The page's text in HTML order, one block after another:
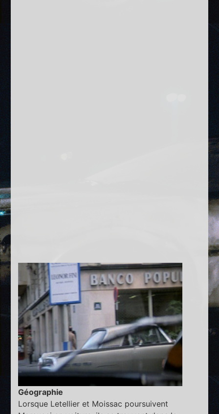
Géographie
Lorsque Letellier et Moissac poursuivent